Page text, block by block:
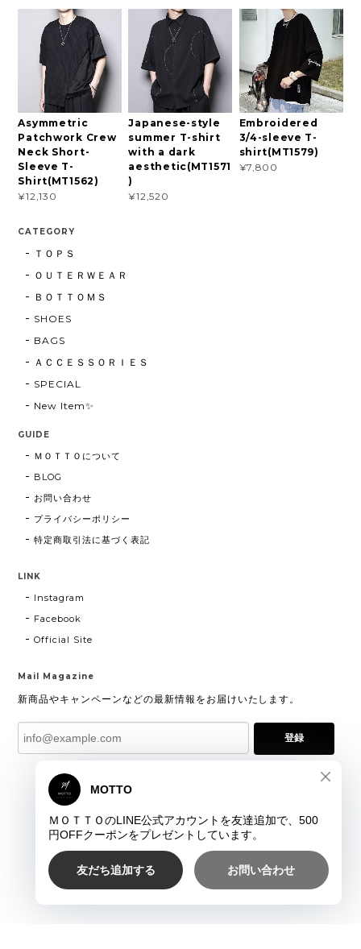
Asymmetric
Patchwork Crew
Neck Short-
Sleeve T-
Shirt(MT1562)
¥12,130
Japanese-style
summer T-shirt
with a dark
aesthetic(MT1571
)
¥12,520
Embroidered
3/4-sleeve T-
shirt(MT1579)
¥7,800
CATEGORY
ＴＯＰＳ
ＯＵＴＥＲＷＥＡＲ
ＢＯＴＴＯＭＳ
SHOES
BAGS
ＡＣＣＥＳＳＯＲＩＥＳ
SPECIAL
New Item✨
GUIDE
ＭＯＴＴＯについて
BLOG
お問い合わせ
プライバシーポリシー
特定商取引法に基づく表記
LINK
Instagram
Facebook
Official Site
Mail Magazine
新商品やキャンペーンなどの最新情報をお届けいたします。
登録